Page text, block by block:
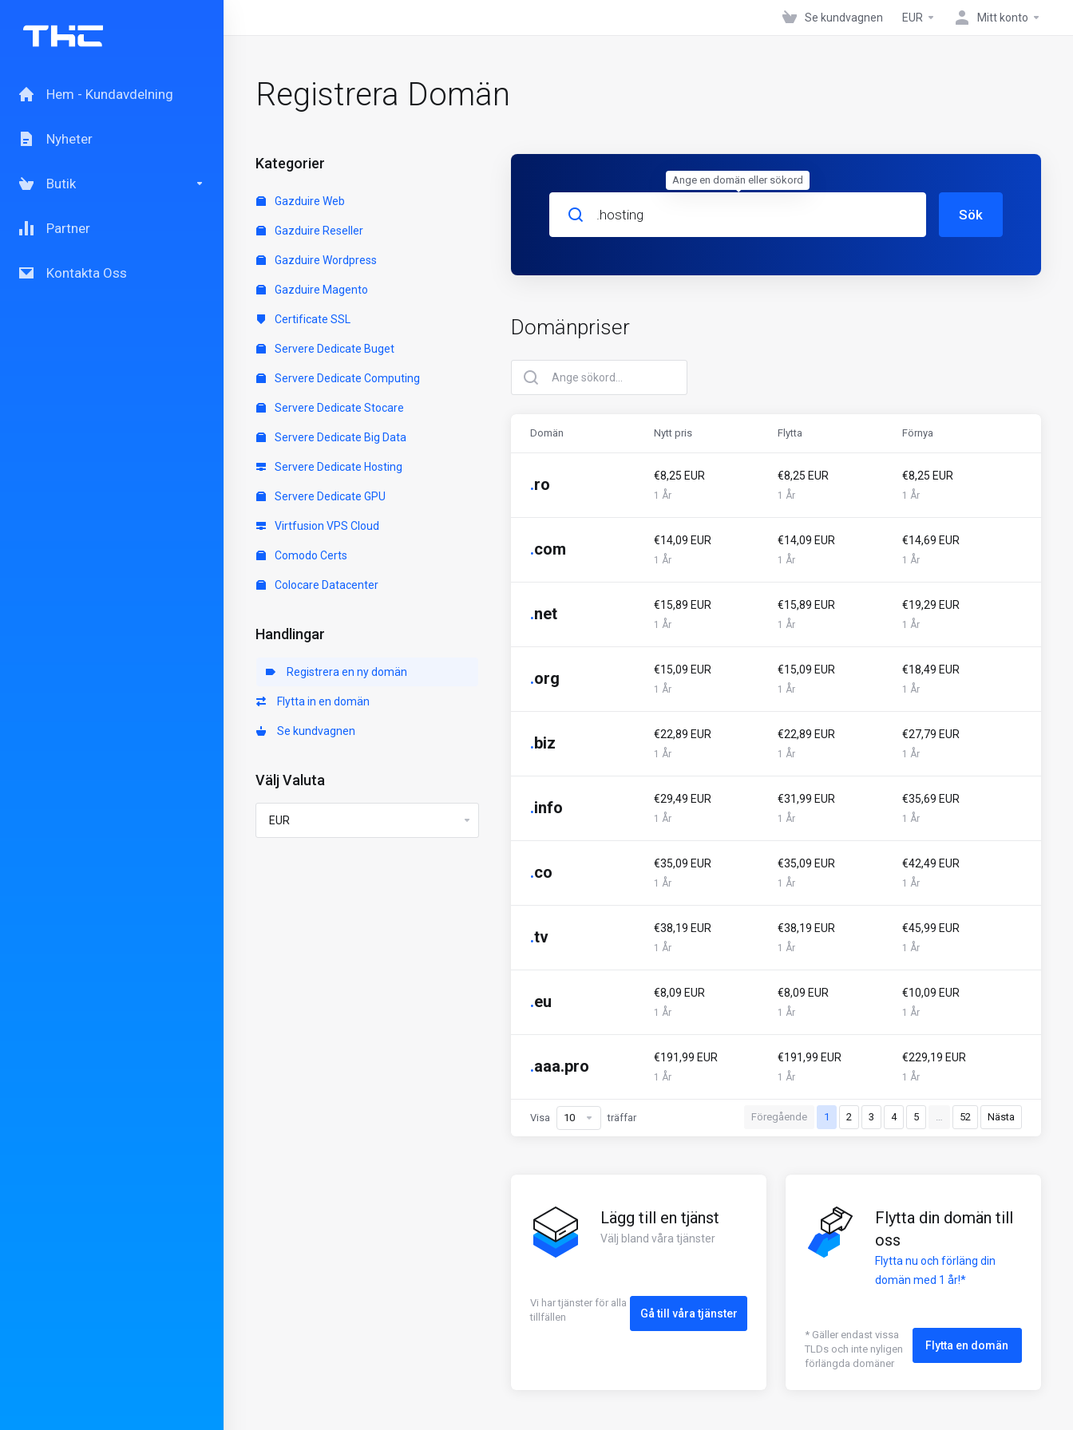
Hem - Kundavdelning
Nyheter
Butik
Partner
Kontakta Oss
Se kundvagnen EUR Mitt konto
Registrera Domän
Kategorier
Gazduire Web
Gazduire Reseller
Gazduire Wordpress
Gazduire Magento
Certificate SSL
Servere Dedicate Buget
Servere Dedicate Computing
Servere Dedicate Stocare
Servere Dedicate Big Data
Servere Dedicate Hosting
Servere Dedicate GPU
Virtfusion VPS Cloud
Comodo Certs
Colocare Datacenter
Handlingar
Registrera en ny domän
Flytta in en domän
Se kundvagnen
Välj Valuta
Sök
Domänpriser
Domän Nytt pris Flytta Förnya
.ro €8,25 EUR
1 År
€8,25 EUR
1 År
€8,25 EUR
1 År
.com €14,09 EUR
1 År
€14,09 EUR
1 År
€14,69 EUR
1 År
.net €15,89 EUR
1 År
€15,89 EUR
1 År
€19,29 EUR
1 År
.org €15,09 EUR
1 År
€15,09 EUR
1 År
€18,49 EUR
1 År
.biz €22,89 EUR
1 År
€22,89 EUR
1 År
€27,79 EUR
1 År
.info €29,49 EUR
1 År
€31,99 EUR
1 År
€35,69 EUR
1 År
.co €35,09 EUR
1 År
€35,09 EUR
1 År
€42,49 EUR
1 År
.tv €38,19 EUR
1 År
€38,19 EUR
1 År
€45,99 EUR
1 År
.eu €8,09 EUR
1 År
€8,09 EUR
1 År
€10,09 EUR
1 År
.aaa.pro €191,99 EUR
1 År
€191,99 EUR
1 År
€229,19 EUR
1 År
Föregående 1 2 3 4 5 … 52 Nästa
Visa träffar
Lägg till en tjänst
Välj bland våra tjänster
Vi har tjänster för alla
tillfällen
Gå till våra tjänster
Flytta din domän till
oss
Flytta nu och förläng din
domän med 1 år!*
* Gäller endast vissa
TLDs och inte nyligen
förlängda domäner
Flytta en domän
Ange en domän eller sökord